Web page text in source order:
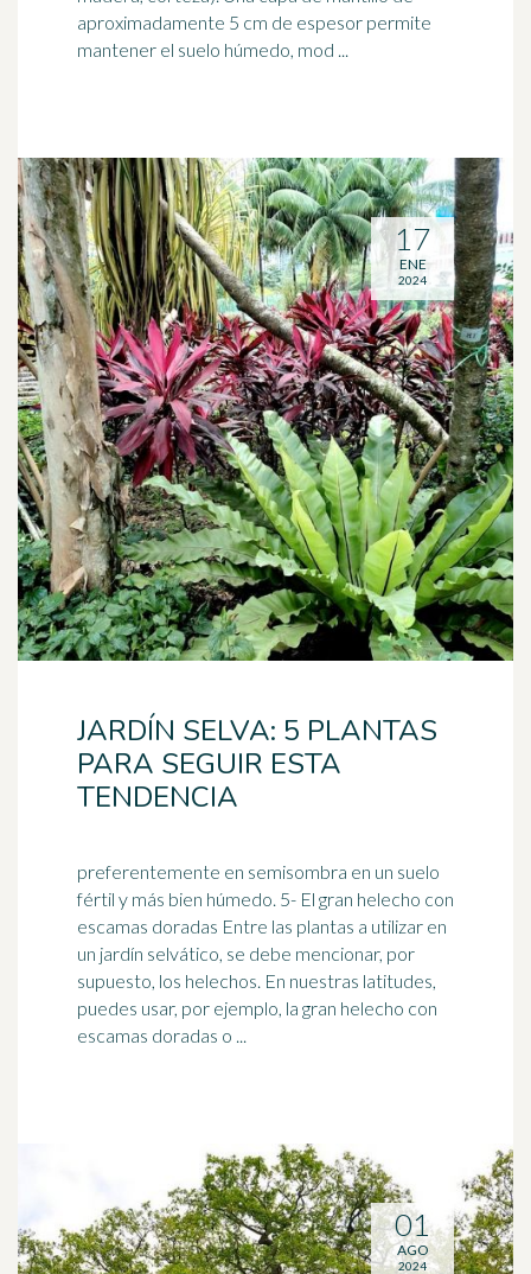
aproximadamente 5 cm de espesor permite
mantener el suelo húmedo, mod ...
JARDÍN SELVA: 5 PLANTAS
PARA SEGUIR ESTA
TENDENCIA
preferentemente en semisombra en un suelo
fértil y más bien húmedo. 5- El gran helecho con
escamas doradas Entre las plantas a utilizar en
un jardín selvático, se debe mencionar, por
supuesto, los helechos. En nuestras latitudes,
puedes usar, por ejemplo, la gran helecho con
escamas doradas o ...
17
ENE
2024
01
AGO
2024